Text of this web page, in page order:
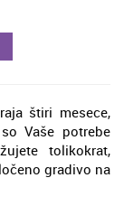
štiri mesece,
Vaše potrebe
tolikokrat,
gradivo na